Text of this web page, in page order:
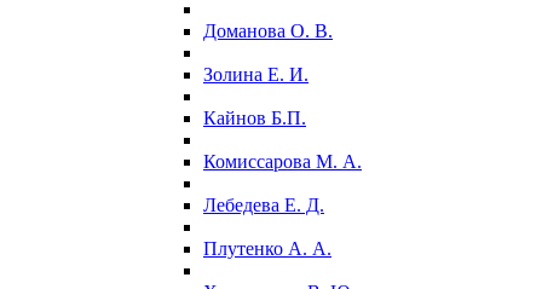
Доманова О. В.
Золина Е. И.
Кайнов Б.П.
Комиссарова М. А.
Лебедева Е. Д.
Плутенко А. А.